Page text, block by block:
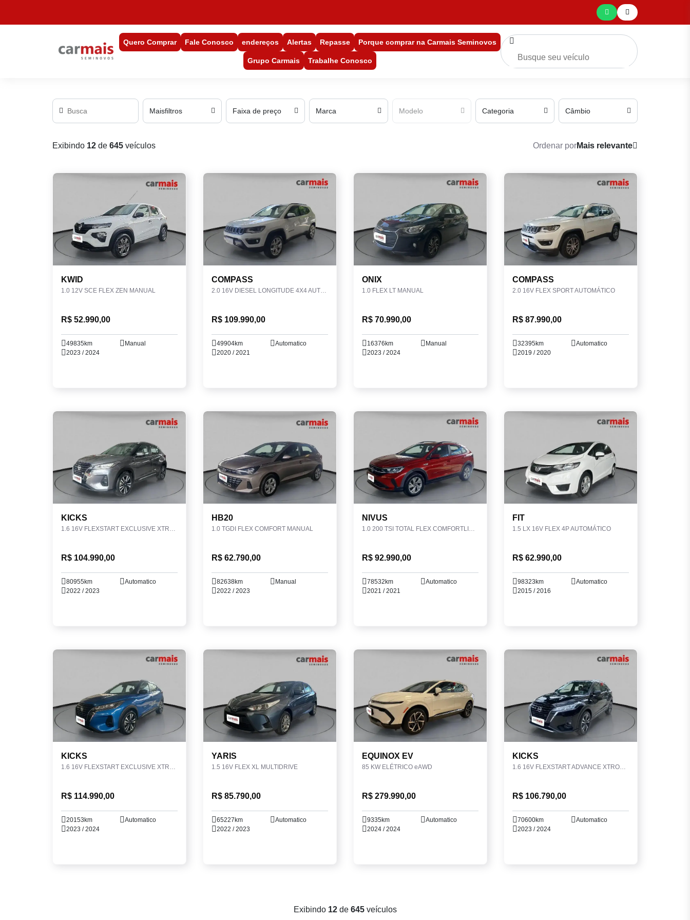
Quero Comprar Fale Conosco endereços Alertas Repasse Porque comprar na Carmais Seminovos
Grupo Carmais Trabalhe Conosco
Maisfiltros Faixa de preço Marca Modelo Categoria Câmbio
Exibindo 12 de 645 veículos Ordenar porMais relevante
KWID
1.0 12V SCE FLEX ZEN MANUAL
R$ 52.990,00
49835km
Manual
2023 / 2024
COMPASS
2.0 16V DIESEL LONGITUDE 4X4 AUTOMÁTICO
R$ 109.990,00
49904km
Automatico
2020 / 2021
ONIX
1.0 FLEX LT MANUAL
R$ 70.990,00
16376km
Manual
2023 / 2024
COMPASS
2.0 16V FLEX SPORT AUTOMÁTICO
R$ 87.990,00
32395km
Automatico
2019 / 2020
KICKS
1.6 16V FLEXSTART EXCLUSIVE XTRONIC
R$ 104.990,00
80955km
Automatico
2022 / 2023
HB20
1.0 TGDI FLEX COMFORT MANUAL
R$ 62.790,00
82638km
Manual
2022 / 2023
NIVUS
1.0 200 TSI TOTAL FLEX COMFORTLINE AUTOMÁTICO
R$ 92.990,00
78532km
Automatico
2021 / 2021
FIT
1.5 LX 16V FLEX 4P AUTOMÁTICO
R$ 62.990,00
98323km
Automatico
2015 / 2016
KICKS
1.6 16V FLEXSTART EXCLUSIVE XTRONIC
R$ 114.990,00
20153km
Automatico
2023 / 2024
YARIS
1.5 16V FLEX XL MULTIDRIVE
R$ 85.790,00
65227km
Automatico
2022 / 2023
EQUINOX EV
85 KW ELÉTRICO eAWD
R$ 279.990,00
9335km
Automatico
2024 / 2024
KICKS
1.6 16V FLEXSTART ADVANCE XTRONIC
R$ 106.790,00
70600km
Automatico
2023 / 2024
Exibindo 12de 645veículos